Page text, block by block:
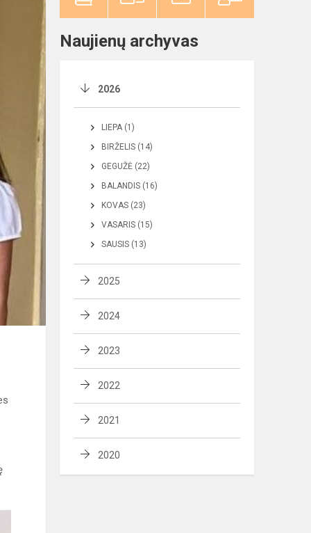
Naujienų archyvas
2026
LIEPA (1)
BIRŽELIS (14)
GEGUŽĖ (22)
BALANDIS (16)
KOVAS (23)
VASARIS (15)
SAUSIS (13)
2025
2024
2023
2022
2021
2020